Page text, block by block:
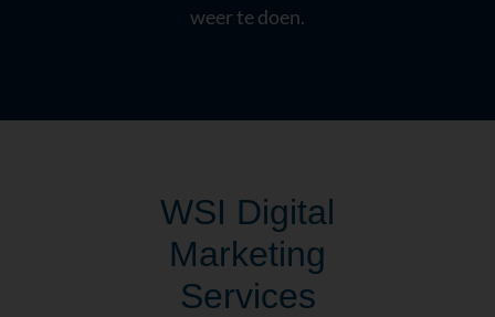
weer te doen.
WSI Digital
Marketing
Services